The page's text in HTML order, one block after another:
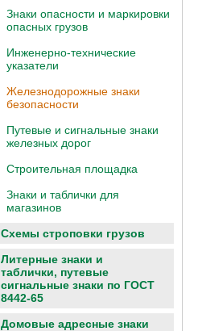
Знаки опасности и маркировки
опасных грузов
Инженерно-технические
указатели
Железнодорожные знаки
безопасности
Путевые и сигнальные знаки
железных дорог
Строительная площадка
Знаки и таблички для
магазинов
Схемы строповки грузов
Литерные знаки и
таблички, путевые
сигнальные знаки по ГОСТ
8442-65
Домовые адресные знаки